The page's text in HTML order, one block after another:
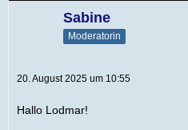
Sabine
Moderatorin
20. August 2025 um 10:55
Hallo Lodmar!